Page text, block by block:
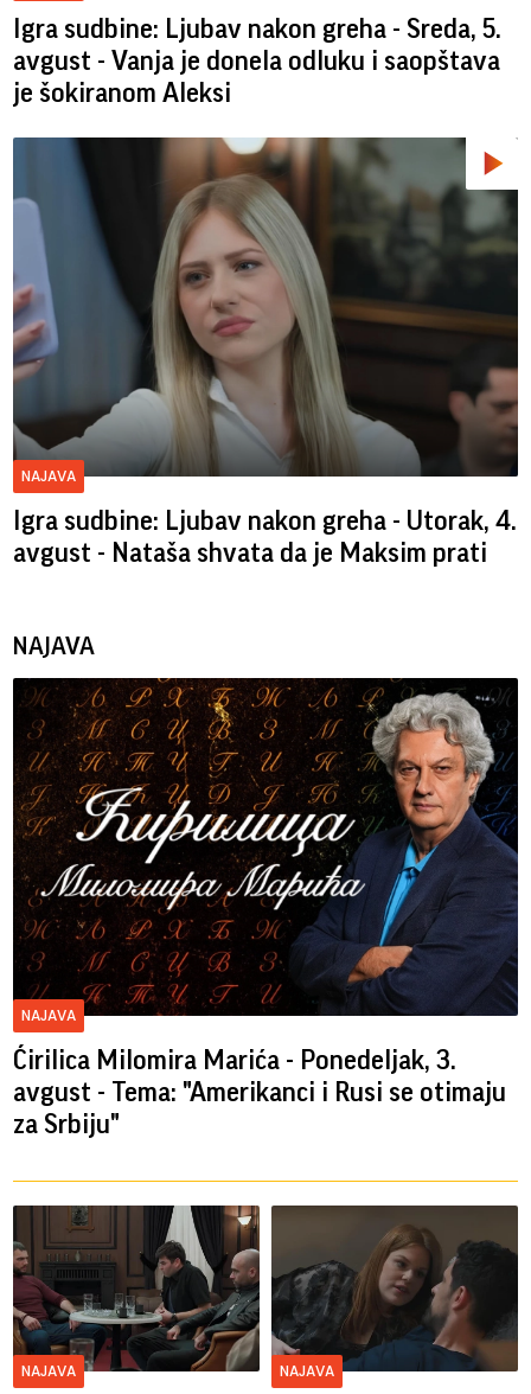
Igra sudbine: Ljubav nakon greha - Sreda, 5.
avgust - Vanja je donela odluku i saopštava
je šokiranom Aleksi
NAJAVA
Igra sudbine: Ljubav nakon greha - Utorak, 4.
avgust - Nataša shvata da je Maksim prati
NAJAVA
NAJAVA
Ćirilica Milomira Marića - Ponedeljak, 3.
avgust - Tema: "Amerikanci i Rusi se otimaju
za Srbiju"
NAJAVA NAJAVA